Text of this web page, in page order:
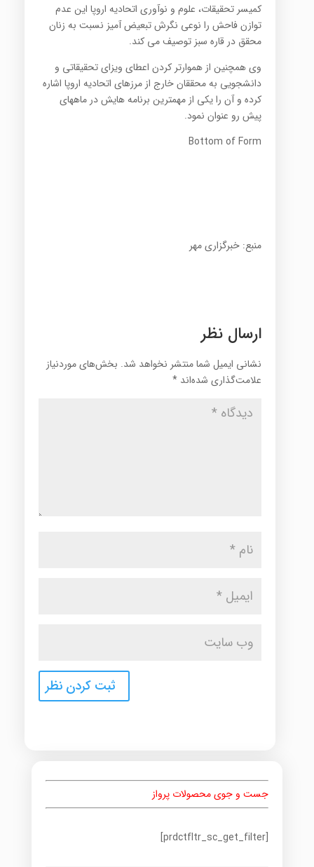
کمیسر تحقیقات، علوم و نوآوری اتحادیه اروپا این عدم
توازن فاحش را نوعی نگرش تبعیض آمیز نسبت به زنان
محقق در قاره سبز توصیف می کند.
وی همچنین از هموارتر کردن اعطای ویزای تحقیقاتی و
دانشجویی به محققان خارج از مرزهای اتحادیه اروپا اشاره
کرده و آن را یکی از مهمترین برنامه هایش در ماههای
پیش رو عنوان نمود.
Bottom of Form
منبع: خبرگزاری مهر
ارسال نظر
نشانی ایمیل شما منتشر نخواهد شد. بخش‌های موردنیاز
علامت‌گذاری شده‌اند *
جست و جوی محصولات پرواز
[prdctfltr_sc_get_filter]